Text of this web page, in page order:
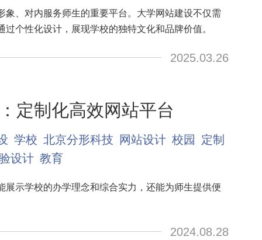
象、对内服务师生的重要平台。大学网站建设不仅需
个性化设计，展现学校的独特文化和品牌价值。
2025.03.26
定制化高效网站平台
学校 北京分形科技 网站设计 校园
定制
设计 教育
展示学校的办学理念和综合实力，还能为师生提供便
2024.08.28